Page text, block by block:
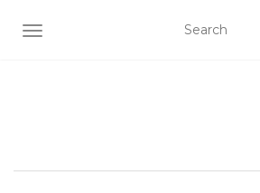
SCHALTE NAVIGATION